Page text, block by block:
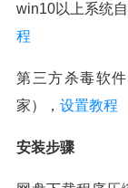
win10以上系统
程
第三方杀毒软
家）， 设置教程
安装步骤